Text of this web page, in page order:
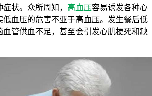
状。众所周知， 高血压容易诱发各种心
低血压的危害不亚于高血压。发生餐后低
血管供血不足，甚至会引发心肌梗死和缺